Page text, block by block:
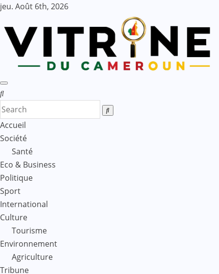
Skip
content
jeu. Août 6th, 2026
Accueil
Société
Santé
Eco & Business
Politique
Sport
International
Culture
Tourisme
Environnement
Agriculture
Tribune